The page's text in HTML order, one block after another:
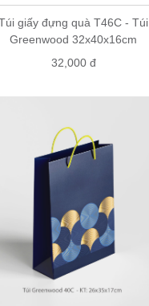
giấy đựng quà T46C - Túi
Greenwood 32x40x16cm
32,000 đ